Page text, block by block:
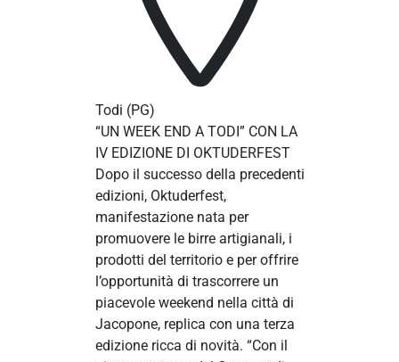
Todi (PG)
“UN WEEK END A TODI” CON LA
IV EDIZIONE DI OKTUDERFEST
Dopo il successo della precedenti
edizioni, Oktuderfest,
manifestazione nata per
promuovere le birre artigianali, i
prodotti del territorio e per offrire
l’opportunità di trascorrere un
piacevole weekend nella città di
Jacopone, replica con una terza
edizione ricca di novità. “Con il